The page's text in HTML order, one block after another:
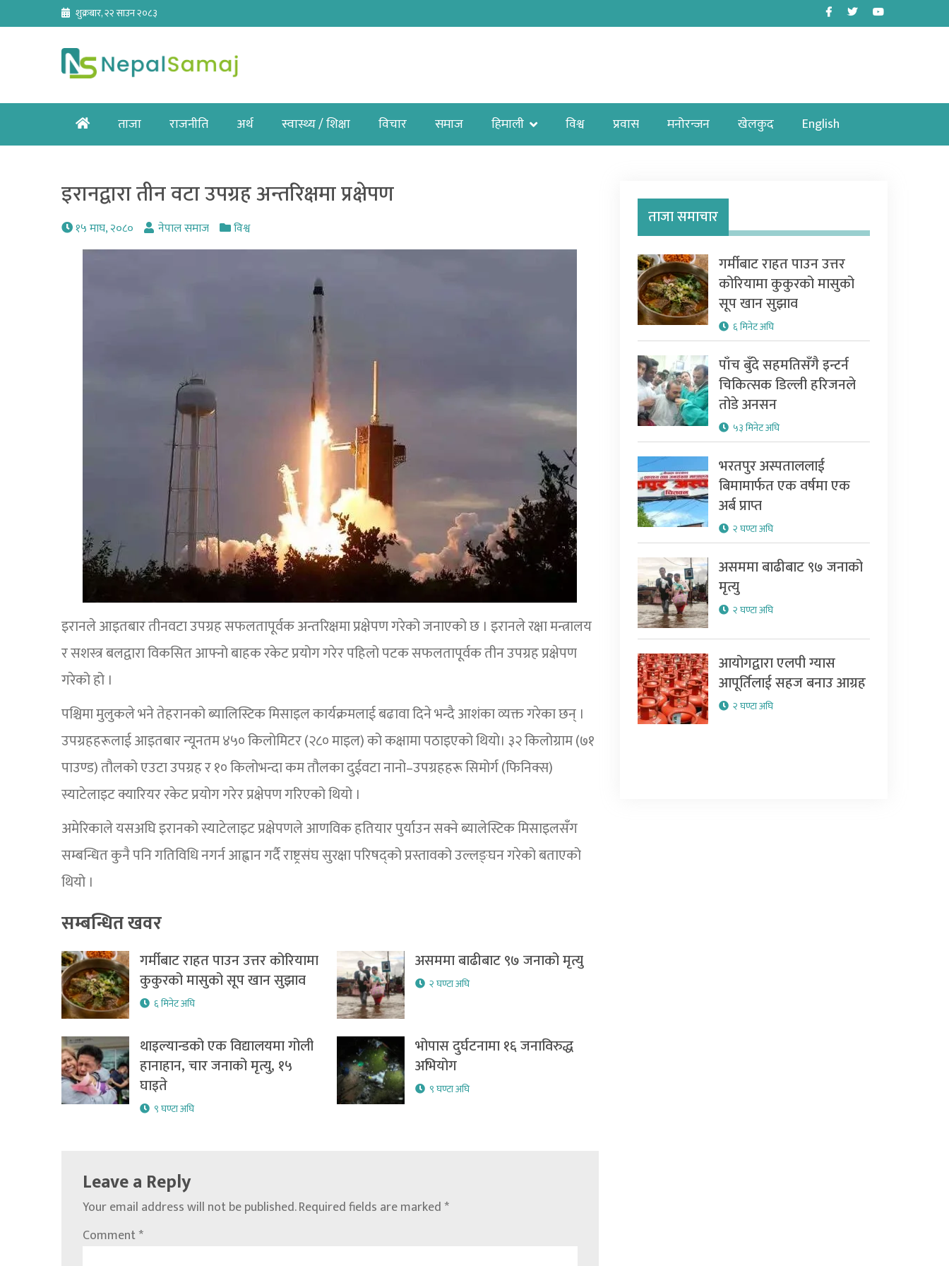
content
शुक्रबार, २२ साउन २०८३ Facebook
TwitterYoutube
Homeताजा राजनीति अर्थ स्वास्थ्य / शिक्षा विचार समाज हिमाली विश्व प्रवास मनोरन्जन खेलकुद English
इरानद्वारा तीन वटा उपग्रह अन्तरिक्षमा प्रक्षेपण
१५ माघ, २०८० नेपाल समाज विश्व
इरानले आइतबार तीनवटा उपग्रह सफलतापूर्वक अन्तरिक्षमा प्रक्षेपण गरेको जनाएको छ । इरानले रक्षा मन्त्रालय
र सशस्त्र बलद्वारा विकसित आफ्नो बाहक रकेट प्रयोग गरेर पहिलो पटक सफलतापूर्वक तीन उपग्रह प्रक्षेपण
गरेको हो ।
पश्चिमा मुलुकले भने तेहरानको ब्यालिस्टिक मिसाइल कार्यक्रमलाई बढावा दिने भन्दै आशंका व्यक्त गरेका छन् ।
उपग्रहहरूलाई आइतबार न्यूनतम ४५० किलोमिटर (२८० माइल) को कक्षामा पठाइएको थियो। ३२ किलोग्राम (७१
पाउण्ड) तौलको एउटा उपग्रह र १० किलोभन्दा कम तौलका दुईवटा नानो–उपग्रहहरू सिमोर्ग (फिनिक्स)
स्याटेलाइट क्यारियर रकेट प्रयोग गरेर प्रक्षेपण गरिएको थियो ।
अमेरिकाले यसअघि इरानको स्याटेलाइट प्रक्षेपणले आणविक हतियार पुर्याउन सक्ने ब्यालेस्टिक मिसाइलसँग
सम्बन्धित कुनै पनि गतिविधि नगर्न आह्वान गर्दै राष्ट्रसंघ सुरक्षा परिषद्को प्रस्तावको उल्लङ्घन गरेको बताएको
थियो ।
सम्बन्धित खवर
गर्मीबाट राहत पाउन उत्तर कोरियामा
कुकुरको मासुको सूप खान सुझाव
६ मिनेट अघि
असममा बाढीबाट ९७ जनाको मृत्यु
२ घण्टा अघि
थाइल्यान्डको एक विद्यालयमा गोली
हानाहान, चार जनाको मृत्यु, १५
घाइते
९ घण्टा अघि
भोपास दुर्घटनामा १६ जनाविरुद्ध
अभियोग
९ घण्टा अघि
Leave a Reply
Your email address will not be published.Required fields are marked*
Comment*
ताजा समाचार
गर्मीबाट राहत पाउन उत्तर
कोरियामा कुकुरको मासुको
सूप खान सुझाव
६ मिनेट अघि
पाँच बुँदे सहमतिसँगै इन्टर्न
चिकित्सक डिल्ली हरिजनले
तोडे अनसन
५३ मिनेट अघि
भरतपुर अस्पताललाई
बिमामार्फत एक वर्षमा एक
अर्ब प्राप्त
२ घण्टा अघि
असममा बाढीबाट ९७ जनाको
मृत्यु
२ घण्टा अघि
आयोगद्वारा एलपी ग्यास
आपूर्तिलाई सहज बनाउ आग्रह
२ घण्टा अघि